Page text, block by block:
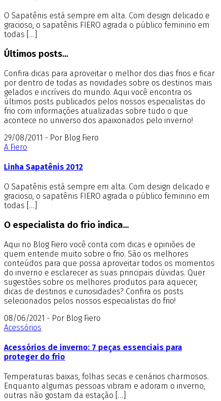
O Sapatênis está sempre em alta. Com design delicado e
gracioso, o sapatênis FIERO agrada o público feminino em
todas […]
Últimos posts...
Confira dicas para aproveitar o melhor dos dias frios e ficar
por dentro de todas as novidades sobre os destinos mais
gelados e incríveis do mundo. Aqui você encontra os
últimos posts publicados pelos nossos especialistas do
frio com informações atualizadas sobre tudo o que
acontece no universo dos apaixonados pelo inverno!
29/08/2011 - Por Blog Fiero
A Fiero
Linha Sapatênis 2012
O Sapatênis está sempre em alta. Com design delicado e
gracioso, o sapatênis FIERO agrada o público feminino em
todas […]
O especialista do frio indica...
Aqui no Blog Fiero você conta com dicas e opiniões de
quem entende muito sobre o frio. São os melhores
conteúdos para que possa aproveitar todos os momentos
do inverno e esclarecer as suas principais dúvidas. Quer
sugestões sobre os melhores produtos para aquecer,
dicas de destinos e curiosidades? Confira os posts
selecionados pelos nossos especialistas do frio!
08/06/2021 - Por Blog Fiero
Acessórios
Acessórios de inverno: 7 peças essenciais para
proteger do frio
Temperaturas baixas, folhas secas e cenários charmosos.
Enquanto algumas pessoas vibram e adoram o inverno,
outras não gostam da estação […]